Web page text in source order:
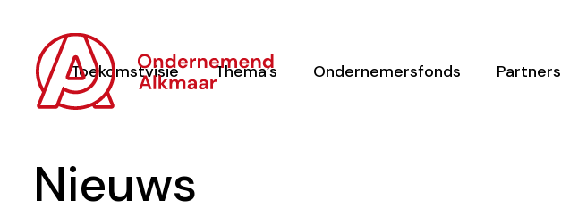
Toekomstvisie Thema’s Ondernemersfonds Partners
Nieuws